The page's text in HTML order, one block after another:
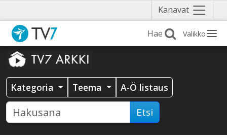
Kanavat Näytä
valikko
Valikko
Kategoria Teema A-Ö listaus
Etsi